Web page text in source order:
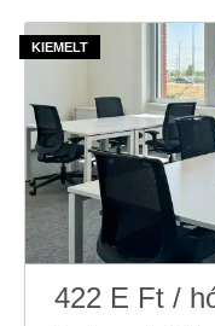
422 E Ft /